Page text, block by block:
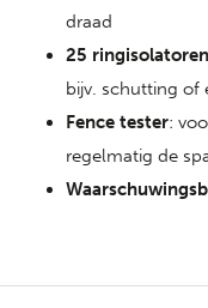
draad
25 ringisolatoren
bijv. schutting of
Fence tester:
regelmatig de